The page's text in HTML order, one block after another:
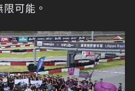
可能。